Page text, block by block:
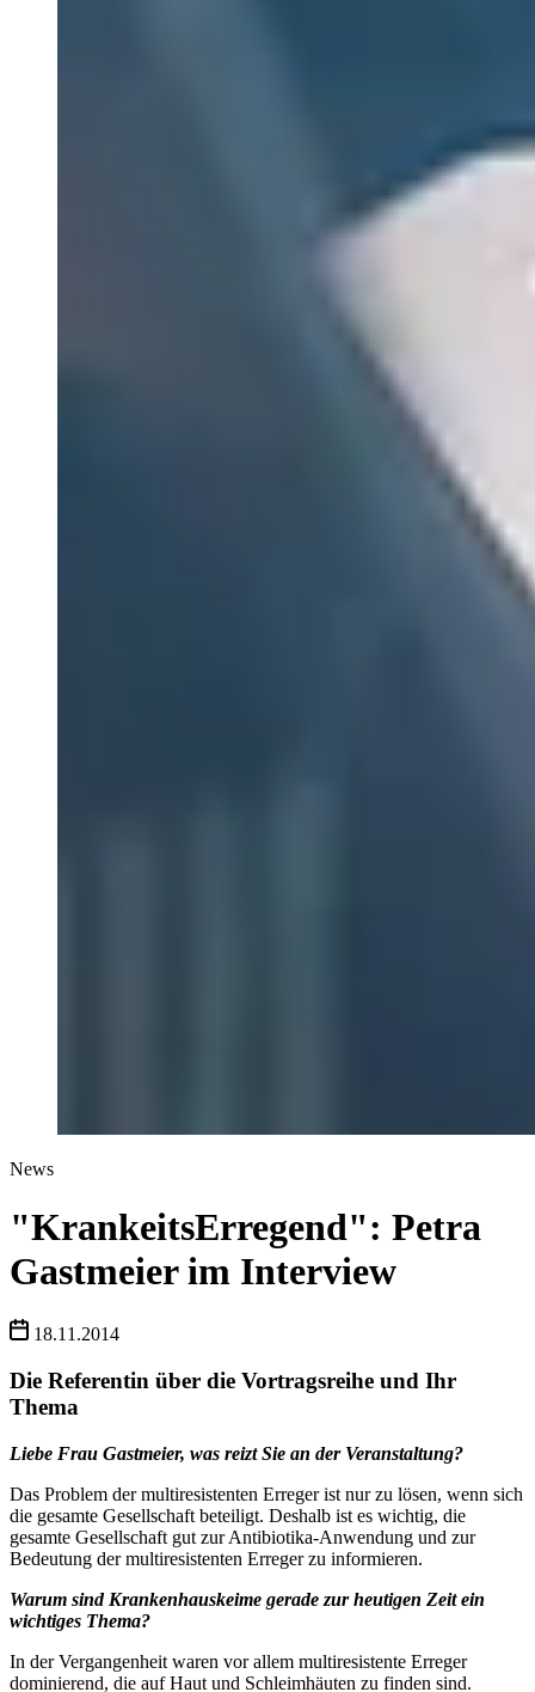
News
"KrankeitsErregend": Petra
Gastmeier im Interview
18.11.2014
Die Referentin über die Vortragsreihe und Ihr
Thema
Liebe Frau Gastmeier, was reizt Sie an der Veranstaltung?
Das Problem der multiresistenten Erreger ist nur zu lösen, wenn sich
die gesamte Gesellschaft beteiligt. Deshalb ist es wichtig, die
gesamte Gesellschaft gut zur Antibiotika-Anwendung und zur
Bedeutung der multiresistenten Erreger zu informieren.
Warum sind Krankenhauskeime gerade zur heutigen Zeit ein
wichtiges Thema?
In der Vergangenheit waren vor allem multiresistente Erreger
dominierend, die auf Haut und Schleimhäuten zu finden sind.